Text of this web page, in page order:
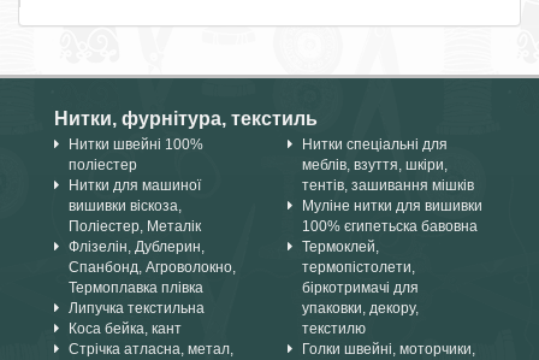
Нитки, фурнітура, текстиль
Нитки швейні 100%
поліестер
Нитки для машиної
вишивки віскоза,
Поліестер, Металік
Флізелін, Дублерин,
Спанбонд, Агроволокно,
Термоплавка плівка
Липучка текстильна
Коса бейка, кант
Стрічка атласна, метал,
Нитки спеціальні для
меблів, взуття, шкіри,
тентів, зашивання мішків
Муліне нитки для вишивки
100% єгипетьска бавовна
Термоклей,
термопістолети,
біркотримачі для
упаковки, декору,
текстилю
Голки швейні, моторчики,